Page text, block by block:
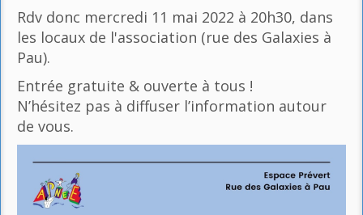
Rdv donc mercredi 11 mai 2022 à 20h30, dans
les locaux de l'association (rue des Galaxies à
Pau).
Entrée gratuite & ouverte à tous !
N’hésitez pas à diffuser l’information autour
de vous.